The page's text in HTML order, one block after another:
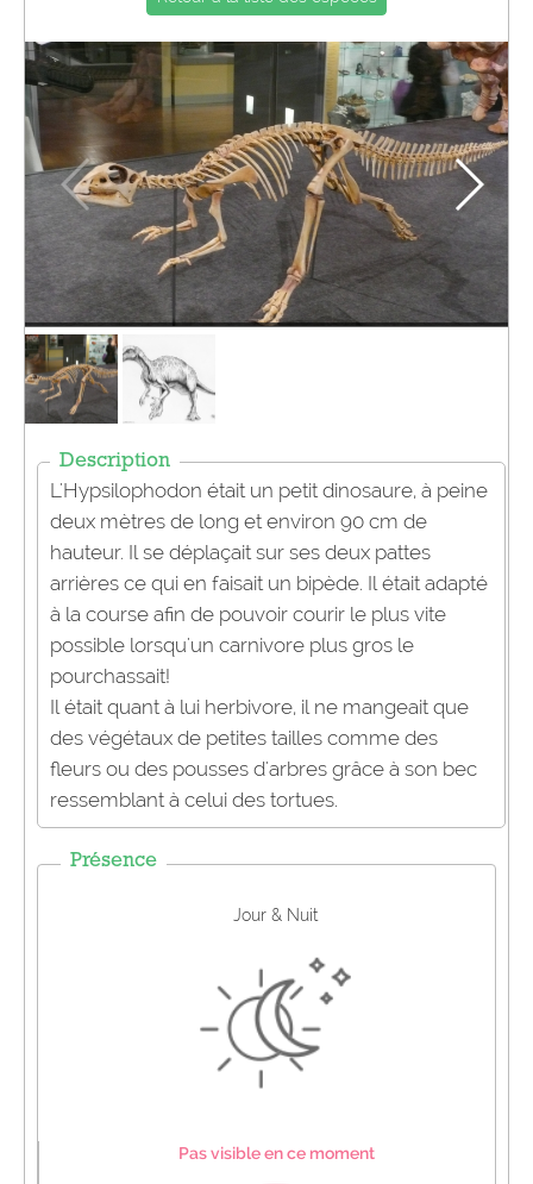
Description
L'Hypsilophodon était un petit dinosaure, à peine
deux mètres de long et environ 90 cm de
hauteur. Il se déplaçait sur ses deux pattes
arrières ce qui en faisait un bipède. Il était adapté
à la course afin de pouvoir courir le plus vite
possible lorsqu'un carnivore plus gros le
pourchassait!
Il était quant à lui herbivore, il ne mangeait que
des végétaux de petites tailles comme des
fleurs ou des pousses d'arbres grâce à son bec
ressemblant à celui des tortues.
Présence
Jour & Nuit
Pas visible en ce moment